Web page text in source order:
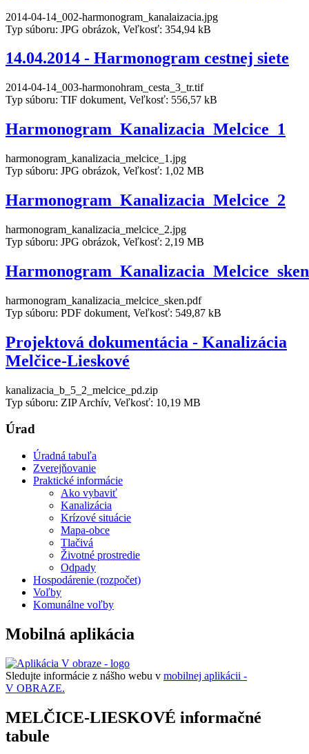
2014-04-14_002-harmonogram_kanalaizacia.jpg
Typ súboru: JPG obrázok, Veľkosť: 354,94 kB
14.04.2014 - Harmonogram cestnej siete
2014-04-14_003-harmonohram_cesta_3_tr.tif
Typ súboru: TIF dokument, Veľkosť: 556,57 kB
Harmonogram_Kanalizacia_Melcice_1
harmonogram_kanalizacia_melcice_1.jpg
Typ súboru: JPG obrázok, Veľkosť: 1,02 MB
Harmonogram_Kanalizacia_Melcice_2
harmonogram_kanalizacia_melcice_2.jpg
Typ súboru: JPG obrázok, Veľkosť: 2,19 MB
Harmonogram_Kanalizacia_Melcice_sken
harmonogram_kanalizacia_melcice_sken.pdf
Typ súboru: PDF dokument, Veľkosť: 549,87 kB
Projektová dokumentácia - Kanalizácia
Melčice-Lieskové
kanalizacia_b_5_2_melcice_pd.zip
Typ súboru: ZIP Archív, Veľkosť: 10,19 MB
Úrad
Úradná tabuľa
Zverejňovanie
Praktické informácie
Ako vybaviť
Kanalizácia
Krízové situácie
Mapa-obce
Tlačivá
Životné prostredie
Odpady
Hospodárenie (rozpočet)
Voľby
Komunálne voľby
Mobilná aplikácia
Sledujte informácie z nášho webu v mobilnej aplikácii -
V OBRAZE.
MELČICE-LIESKOVÉ informačné
tabule